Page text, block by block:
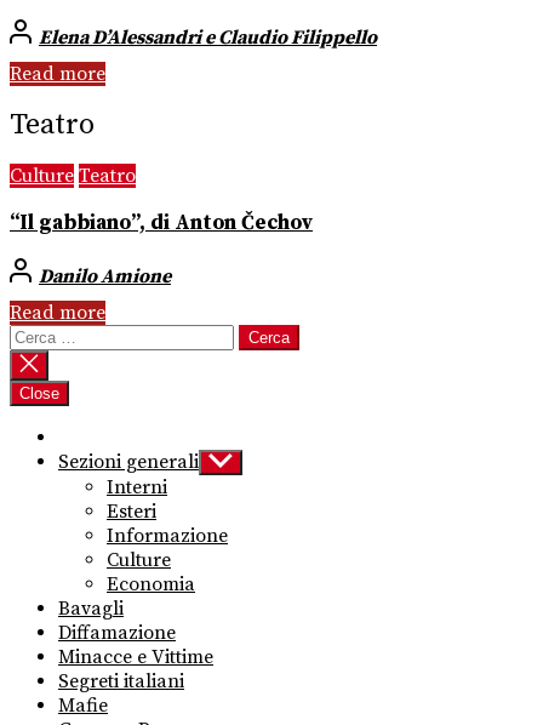
Elena D’Alessandri e Claudio Filippello
Read more
Teatro
Culture Teatro
“Il gabbiano”, di Anton Čechov
Danilo Amione
Read more
Ricerca
per:
Close
Sezioni generali Show
sub
Interni
Esteri
Informazione
Culture
Economia
Bavagli
Diffamazione
Minacce e Vittime
Segreti italiani
Mafie